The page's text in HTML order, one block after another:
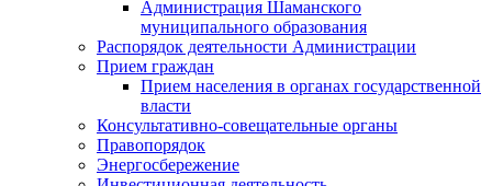
Администрация Шаманского
муниципального образования
Распорядок деятельности Администрации
Прием граждан
Прием населения в органах государственной
власти
Консультативно-совещательные органы
Правопорядок
Энергосбережение